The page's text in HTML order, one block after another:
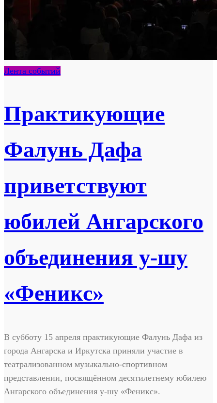
Лента событий
Практикующие
Фалунь Дафа
приветствуют
юбилей Ангарского
объединения у-шу
«Феникс»
В субботу 15 апреля практикующие Фалунь Дафа из
города Ангарска и Иркутска приняли участие в
театрализованном музыкально-спортивном
представлении, посвящённом десятилетнему юбилею
Ангарского объединения у-шу «Феникс».